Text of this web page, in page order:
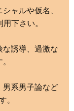
ャルや仮名、
下さい。
な誘導、過激な
男系男子論など
。